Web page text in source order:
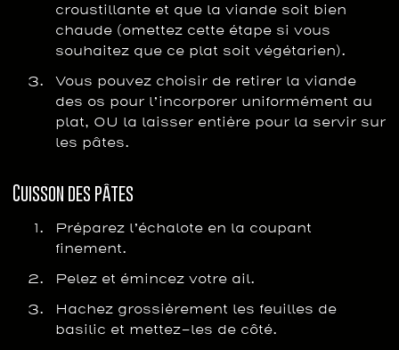
croustillante et que la viande soit bien
chaude (omettez cette étape si vous
souhaitez que ce plat soit végétarien).
Vous pouvez choisir de retirer la viande
des os pour l’incorporer uniformément au
plat, OU la laisser entière pour la servir sur
les pâtes.
Cuisson des pâtes
Préparez l’échalote en la coupant
finement.
Pelez et émincez votre ail.
Hachez grossièrement les feuilles de
basilic et mettez-les de côté.